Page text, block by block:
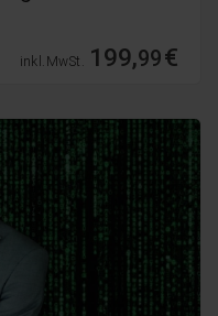
inkl. MwSt. 199,99€